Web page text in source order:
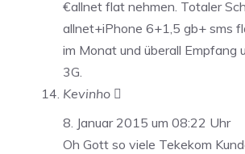
€allnet flat nehmen. Totaler
allnet+iPhone 6+1,5 gb+ sms
im Monat und überall Empfang
3G.
Kevinho 
8. Januar 2015 um 08:22 Uhr
Oh Gott so viele Tekekom